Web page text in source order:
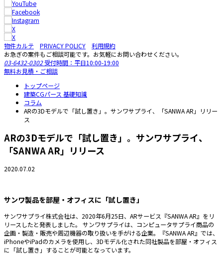
物件カルテ PRIVACY POLICY
利用規約
お急ぎの案件もご相談可能です。お気軽にお問い合わせください。
03-6432-0302 受付時間：平日10:00-19:00
無料お見積・ご相談
トップページ
建築CGパース 基礎知識
コラム
ARの3Dモデルで「試し置き」。サンワサプライ、「SANWA AR」リリー
ス
ARの3Dモデルで「試し置き」。サンワサプライ、
「SANWA AR」リリース
2020.07.02
サンワ製品を部屋・オフィスに「試し置き」
サンワサプライ株式会社は、2020年6月25日、ARサービス『SANWA AR』をリ
リースしたと発表しました。 サンワサプライは、コンピュータサプライ商品の
企画・製造・販売や周辺機器の取り扱いを手がける企業。『SANWA AR』では、
iPhoneやiPadのカメラを使用し、3Dモデル化された同社製品を部屋・オフィス
に「試し置き」することが可能となっています。